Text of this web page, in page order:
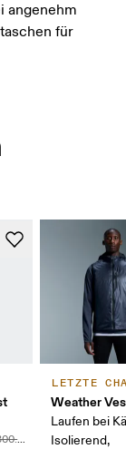
angenehm
für
LETZTE
Weather
Laufen bei
Isolierend,